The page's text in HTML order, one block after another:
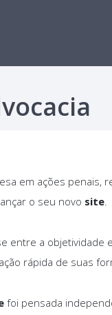
em ações penais,
o seu novo site.
entre a objetividade
rápida de suas
foi pensada